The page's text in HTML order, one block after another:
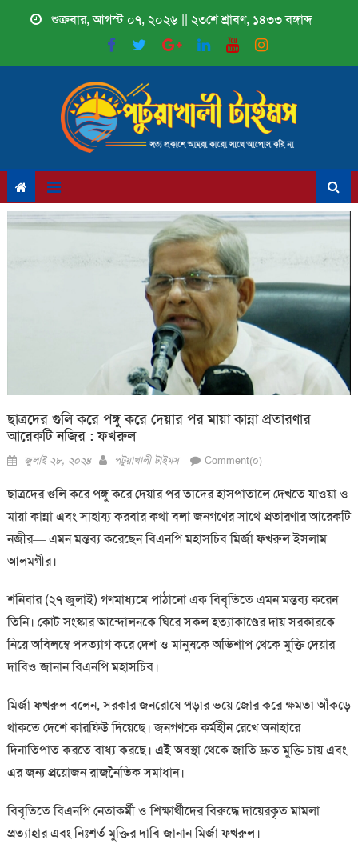
শুক্রবার, আগস্ট ০৭, ২০২৬ || ২৩শে শ্রাবণ, ১৪৩৩ বঙ্গাব্দ
ছাত্রদের গুলি করে পঙ্গু করে দেয়ার পর মায়া কান্না প্রতারণার
আরেকটি নজির : ফখরুল
Posted
জুলাই ২৮, ২০২৪ Author
পটুয়াখালী টাইমস Comment(০)
ছাত্রদের গুলি করে পঙ্গু করে দেয়ার পর তাদের হাসপাতালে দেখতে যাওয়া ও
মায়া কান্না এবং সাহায্য করবার কথা বলা জনগণের সাথে প্রতারণার আরেকটি
নজীর— এমন মন্তব্য করেছেন বিএনপি মহাসচিব মির্জা ফখরুল ইসলাম
আলমগীর।
শনিবার (২৭ জুলাই) গণমাধ্যমে পাঠানো এক বিবৃতিতে এমন মন্তব্য করেন
তিনি। কোট সংস্কার আন্দোলনকে ঘিরে সকল হত্যাকাণ্ডের দায় সরকারকে
নিয়ে অবিলম্বে পদত্যাগ করে দেশ ও মানুষকে অভিশাপ থেকে মুক্তি দেয়ার
দাবিও জানান বিএনপি মহাসচিব।
মির্জা ফখরুল বলেন, সরকার জনরোষে পড়ার ভয়ে জোর করে ক্ষমতা আঁকড়ে
থাকতে দেশে কারফিউ দিয়েছে। জনগণকে কর্মহীন রেখে অনাহারে
দিনাতিপাত করতে বাধ্য করছে। এই অবস্থা থেকে জাতি দ্রুত মুক্তি চায় এবং
এর জন্য প্রয়োজন রাজনৈতিক সমাধান।
বিবৃতিতে বিএনপি নেতাকর্মী ও শিক্ষার্থীদের বিরুদ্ধে দায়েরকৃত মামলা
প্রত্যাহার এবং নিঃশর্ত মুক্তির দাবি জানান মির্জা ফখরুল।